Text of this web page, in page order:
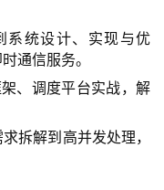
系统设计、实现与优
通信服务。
、调度平台实战，解
拆解到高并发处理，